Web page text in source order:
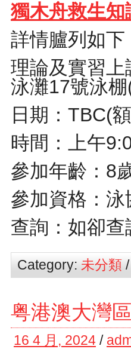
獨木舟救生
詳情臚列如下
理論及實習
泳灘17號泳
日期：TBC(
時間：上午
參加年齡：8
參加資格：
查詢：如卻
Category: 未分類 /
粤港澳大灣
16 4 月, 2024 /